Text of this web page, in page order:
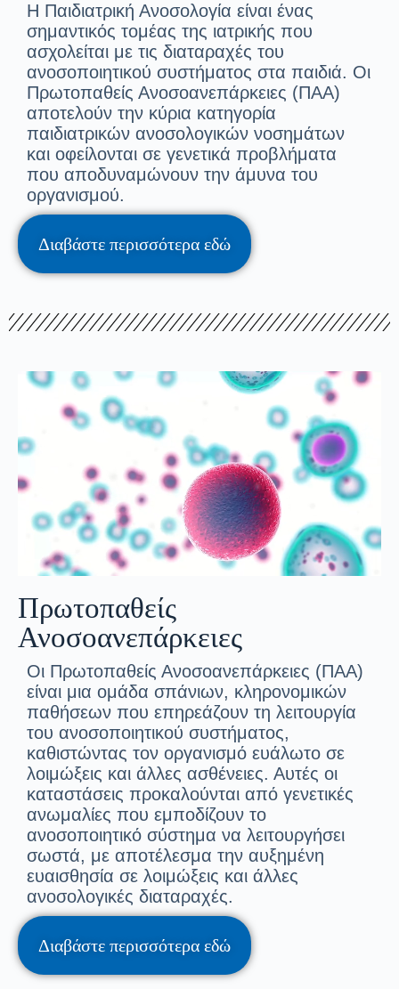
Η Παιδιατρική Ανοσολογία είναι ένας
σημαντικός τομέας της ιατρικής που
ασχολείται με τις διαταραχές του
ανοσοποιητικού συστήματος στα παιδιά. Οι
Πρωτοπαθείς Ανοσοανεπάρκειες (ΠΑΑ)
αποτελούν την κύρια κατηγορία
παιδιατρικών ανοσολογικών νοσημάτων
και οφείλονται σε γενετικά προβλήματα
που αποδυναμώνουν την άμυνα του
οργανισμού.
Διαβάστε περισσότερα εδώ
Πρωτοπαθείς
Ανοσοανεπάρκειες
Οι Πρωτοπαθείς Ανοσοανεπάρκειες (ΠΑΑ)
είναι μια ομάδα σπάνιων, κληρονομικών
παθήσεων που επηρεάζουν τη λειτουργία
του ανοσοποιητικού συστήματος,
καθιστώντας τον οργανισμό ευάλωτο σε
λοιμώξεις και άλλες ασθένειες. Αυτές οι
καταστάσεις προκαλούνται από γενετικές
ανωμαλίες που εμποδίζουν το
ανοσοποιητικό σύστημα να λειτουργήσει
σωστά, με αποτέλεσμα την αυξημένη
ευαισθησία σε λοιμώξεις και άλλες
ανοσολογικές διαταραχές.
Διαβάστε περισσότερα εδώ